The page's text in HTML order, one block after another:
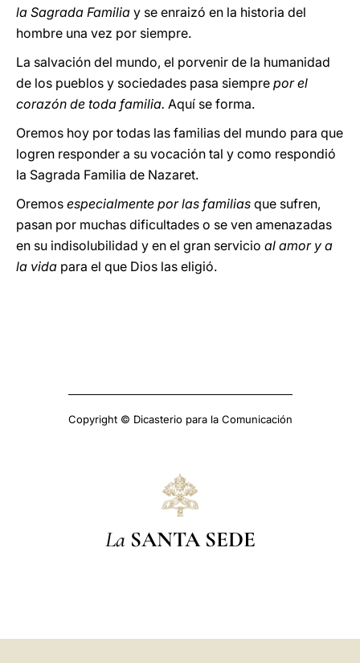
la Sagrada Familia y se enraizó en la historia del
hombre una vez por siempre.
La salvación del mundo, el porvenir de la humanidad
de los pueblos y sociedades pasa siempre por el
corazón de toda familia. Aquí se forma.
Oremos hoy por todas las familias del mundo para que
logren responder a su vocación tal y como respondió
la Sagrada Familia de Nazaret.
Oremos especialmente por las familias que sufren,
pasan por muchas dificultades o se ven amenazadas
en su indisolubilidad y en el gran servicio al amor y a
la vida para el que Dios las eligió.
Copyright © Dicasterio para la Comunicación
La SANTA SEDE